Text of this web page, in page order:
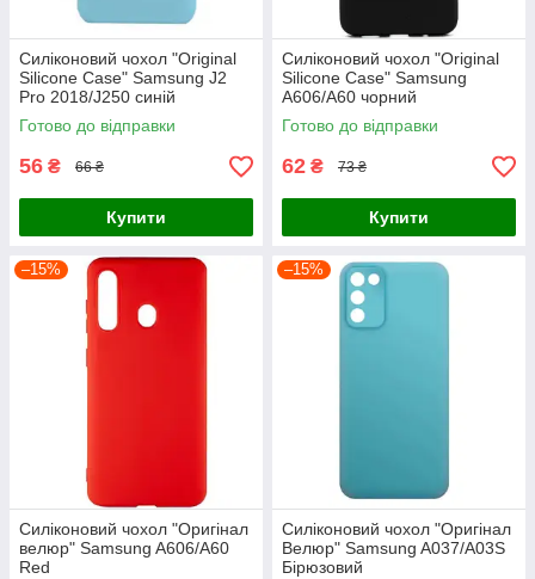
Силіконовий чохол "Original
Silicone Case" Samsung J2
Pro 2018/J250 синій
Готово до відправки
56 ₴ 66 ₴
Купити
Силіконовий чохол "Original
Silicone Case" Samsung
A606/A60 чорний
Готово до відправки
62 ₴ 73 ₴
Купити
–15%
Силіконовий чохол "Оригінал
велюр" Samsung A606/A60
Red
–15%
Силіконовий чохол "Оригінал
Велюр" Samsung A037/A03S
Бірюзовий